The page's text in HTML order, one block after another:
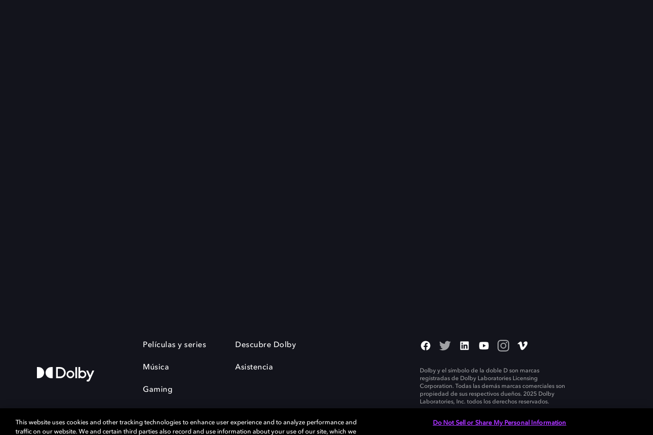
Películas y series
Música
Gaming
Descubre Dolby
Asistencia
Dolby y el símbolo de la doble D son marcas
registradas de Dolby Laboratories Licensing
Corporation. Todas las demás marcas comerciales son
propiedad de sus respectivos dueños. 2025 Dolby
Laboratories, Inc. todos los derechos reservados.
This website uses cookies and other tracking technologies to enhance user experience and to analyze performance and
traffic on our website. We and certain third parties also record and use information about your use of our site, which we
Do Not Sell or Share My Personal Information